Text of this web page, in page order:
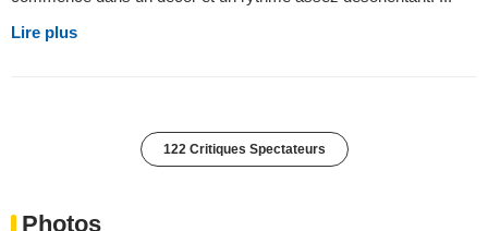
Lire plus
122 Critiques Spectateurs
Photos